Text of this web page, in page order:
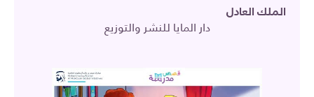
الملك العادل
دار المايا للنشر والتوزيع